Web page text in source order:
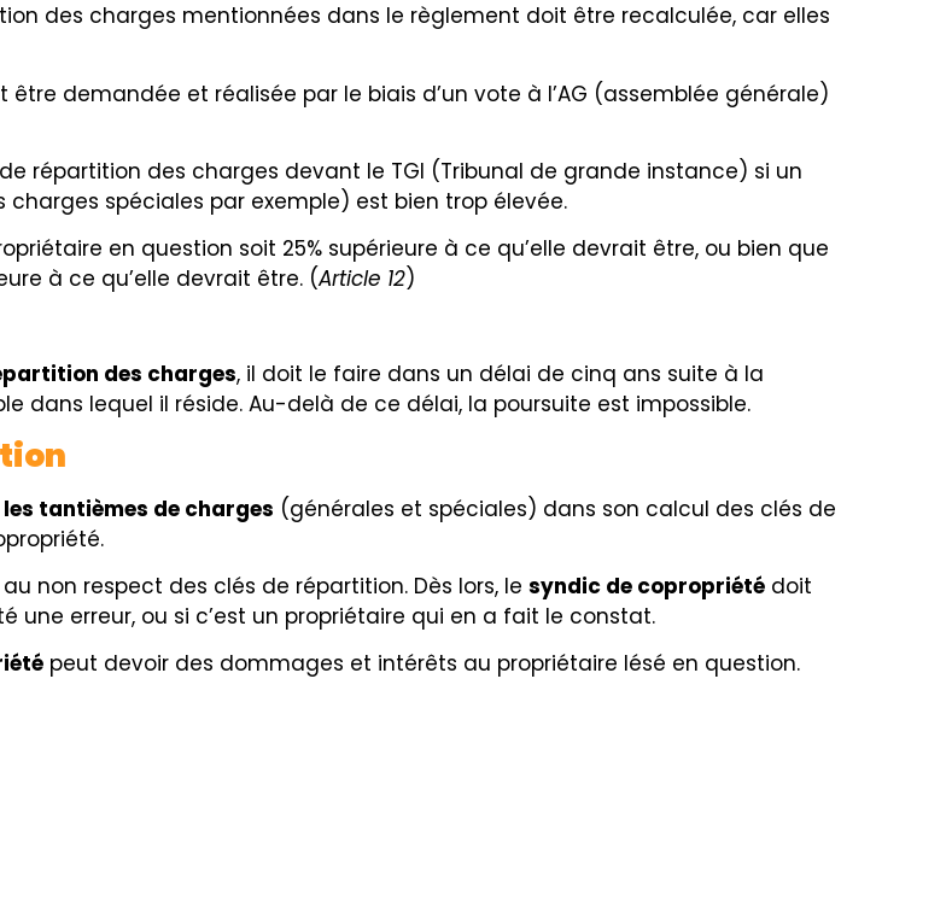
des charges mentionnées dans le règlement doit être recalculée, car elles
demandée et réalisée par le biais d’un vote à l’AG (assemblée générale)
répartition des charges devant le TGI (Tribunal de grande instance) si un
spéciales par exemple) est bien trop élevée.
en question soit 25% supérieure à ce qu’elle devrait être, ou bien que
à ce qu’elle devrait être. (Article 12)
des charges, il doit le faire dans un délai de cinq ans suite à la
dans lequel il réside. Au-delà de ce délai, la poursuite est impossible.
tantièmes de charges (générales et spéciales) dans son calcul des clés de
non respect des clés de répartition. Dès lors, le syndic de copropriété doit
erreur, ou si c’est un propriétaire qui en a fait le constat.
peut devoir des dommages et intérêts au propriétaire lésé en question.